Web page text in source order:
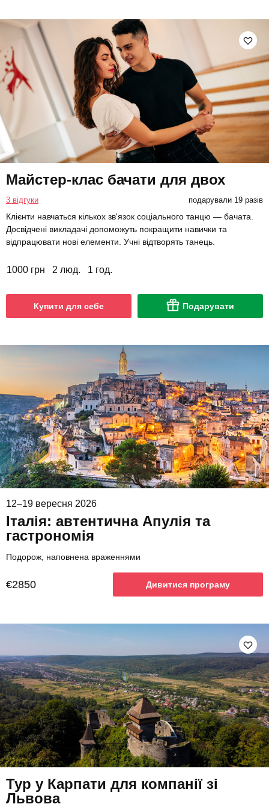
Майстер-клас бачати для двох
3 відгуки подарували 19 разів
Клієнти навчаться кількох зв'язок соціального танцю — бачата.
Досвідчені викладачі допоможуть покращити навички та
відпрацювати нові елементи. Учні відтворять танець.
1000 грн 2 люд. 1 год.
Купити для себе Подарувати
12–19 вересня 2026
Італія: автентична Апулія та
гастрономія
Подорож, наповнена враженнями
€2850 Дивитися програму
Тур у Карпати для компанії зі
Львова